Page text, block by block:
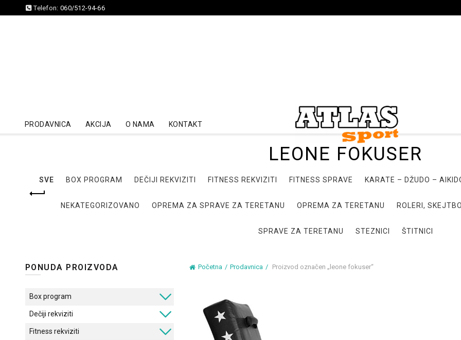
Telefon: 060/512-94-66
PRODAVNICA AKCIJA O NAMA KONTAKT
LEONE FOKUSER
SVE BOX PROGRAM DEČIJI REKVIZITI FITNESS REKVIZITI FITNESS SPRAVE KARATE – DŽUDO –
NEKATEGORIZOVANO OPREMA ZA SPRAVE ZA TERETANU OPREMA ZA TERETANU ROLERI,
SPRAVE ZA TERETANU STEZNICI ŠTITNICI
Početna Prodavnica Proizvod označen „leone fokuser“
PONUDA PROIZVODA
Box program
Dečiji rekviziti
Fitness rekviziti